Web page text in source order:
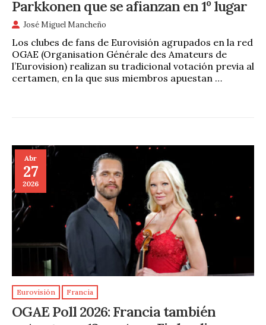
Parkkonen que se afianzan en 1º lugar
José Miguel Mancheño
Los clubes de fans de Eurovisión agrupados en la red
OGAE (Organisation Générale des Amateurs de
l’Eurovision) realizan su tradicional votación previa al
certamen, en la que sus miembros apuestan …
Abr
27
2026
Eurovisión Francia
OGAE Poll 2026: Francia también